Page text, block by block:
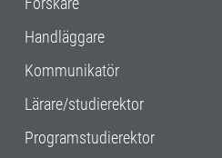
Handläggare
Kommunikatör
Lärare/studierektor
Programstudierektor